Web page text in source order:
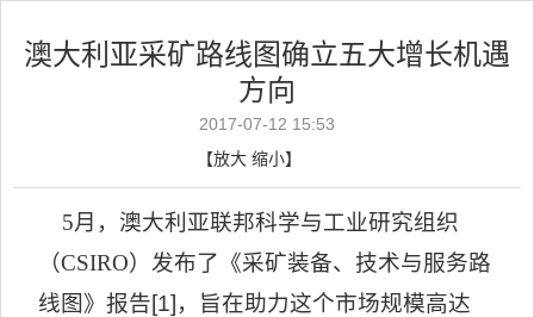
澳大利亚采矿路线图确立五大增长机遇
方向
2017-07-12 15:53
【放大 缩小】
5月，澳大利亚联邦科学与工业研究组织
（CSIRO）发布了《采矿装备、技术与服务路
线图》报告[1] ，旨在助力这个市场规模高达